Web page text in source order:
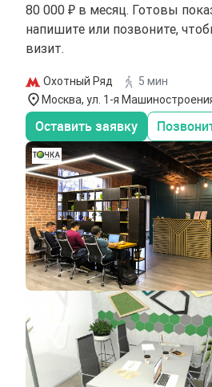
80 000 ₽ в месяц. Готовы
напишите или позвоните,
визит.
Охотный Ряд
5 мин
Москва, ул. 1-я
Оставить заявку